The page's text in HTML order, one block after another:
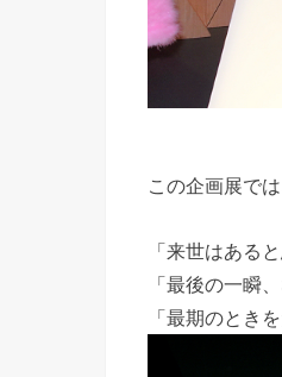
この企画展で
「来世はある
「最後の一瞬
「最期のとき